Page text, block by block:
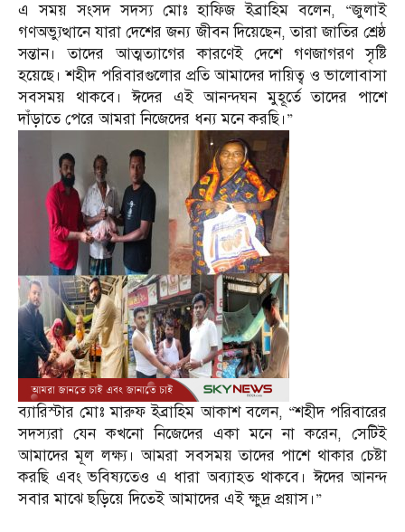
‎এ সময় সংসদ সদস্য মোঃ হাফিজ ইব্রাহিম বলেন, “জুলাই
গণঅভ্যুত্থানে যারা দেশের জন্য জীবন দিয়েছেন, তারা জাতির শ্রেষ্ঠ
সন্তান। তাদের আত্মত্যাগের কারণেই দেশে গণজাগরণ সৃষ্টি
হয়েছে। শহীদ পরিবারগুলোর প্রতি আমাদের দায়িত্ব ও ভালোবাসা
সবসময় থাকবে। ঈদের এই আনন্দঘন মুহূর্তে তাদের পাশে
দাঁড়াতে পেরে আমরা নিজেদের ধন্য মনে করছি।”
‎ব্যারিস্টার মোঃ মারুফ ইব্রাহিম আকাশ বলেন, “শহীদ পরিবারের
সদস্যরা যেন কখনো নিজেদের একা মনে না করেন, সেটিই
আমাদের মূল লক্ষ্য। আমরা সবসময় তাদের পাশে থাকার চেষ্টা
করছি এবং ভবিষ্যতেও এ ধারা অব্যাহত থাকবে। ঈদের আনন্দ
সবার মাঝে ছড়িয়ে দিতেই আমাদের এই ক্ষুদ্র প্রয়াস।”